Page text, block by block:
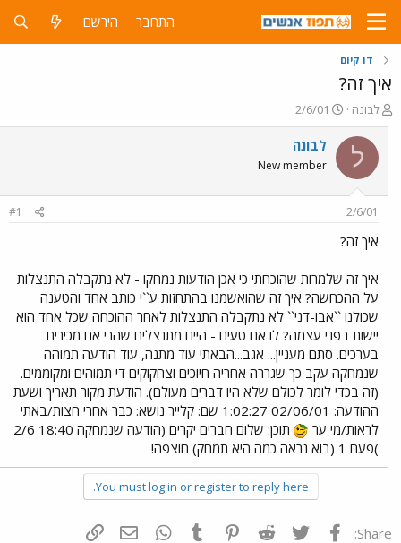
התחבר הירשם
דו קיום
איך זה?
פ
ו
ת
ח
ה
ש
א
לבונה
פ
ו
ר
ם
ך
2/6/01
ל לבונה
New member
2/6/01
#1
איך זה?
איך זה שלמרות שהוכחתי כי אכן הודעות נמחקו - לא נתקבלה התנצלות
על ההכחשה? איך זה שהואשמנו בהתחזות ע``י כותב אחד והטענה
שכולנו ``אבו-דני`` לא נתקבלה התנצלות לאחר ההוכחה שכל אחד הוא
יישות בפני עצמה? לו אנו טעינו - היינו מתנצלים שהרי אנו מכירים
בערכים. סתם מעניין... אגב...הבאתי עוד מתנה, עוד הודעה תמוהה
שנמחקה עקב כך שגררה אחריה חיוכים וצחקוקים די תמוהים ומקוממים.
(זה בכדי לומר לכולם שלא היו דברים מעולם). הודעת מקור תאריך ושעת
ההודעה: 02/06/01 1:02:27 שם: קלייר נושא: כבר אחרי חצות/באתי
לראות/מי ער
תוכן: שלום חברים יקרים (הודעה שנמחקה 18:40 2/6
)פעם 1 (בוא נראה כמה היא תמחק) חוצפה!
You must log in or register to reply here.
Share: פייסבוק Twitter
Reddit
Pinterest
Tumblr
WhatsAppדואר אלקטרוני